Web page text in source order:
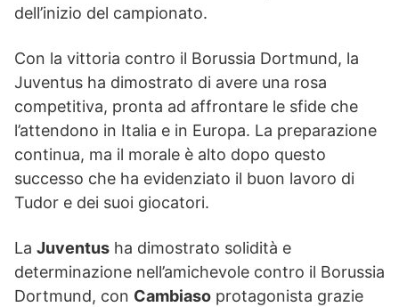
dell’inizio del campionato.
Con la vittoria contro il Borussia Dortmund, la
Juventus ha dimostrato di avere una rosa
competitiva, pronta ad affrontare le sfide che
l’attendono in Italia e in Europa. La preparazione
continua, ma il morale è alto dopo questo
successo che ha evidenziato il buon lavoro di
Tudor e dei suoi giocatori.
La Juventus ha dimostrato solidità e
determinazione nell’amichevole contro il Borussia
Dortmund, con Cambiaso protagonista grazie